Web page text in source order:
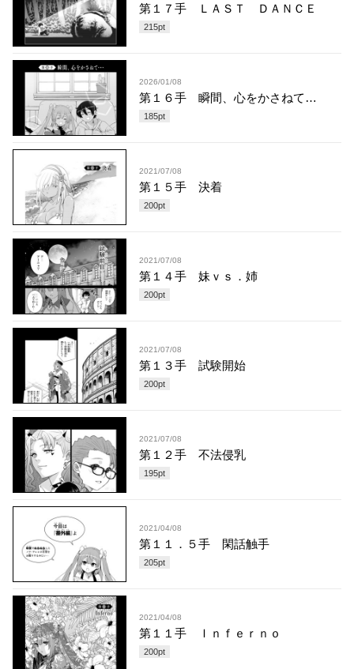
第１７手 ＬＡＳＴ ＤＡＮＣＥ
215pt
2026/01/08
第１６手 瞬間、心をかさねて…
185pt
2021/07/08
第１５手 決着
200pt
2021/07/08
第１４手 妹ｖｓ．姉
200pt
2021/07/08
第１３手 試験開始
200pt
2021/07/08
第１２手 不法侵乳
195pt
2021/04/08
第１１．５手 閑話触手
205pt
2021/04/08
第１１手 Ｉｎｆｅｒｎｏ
200pt